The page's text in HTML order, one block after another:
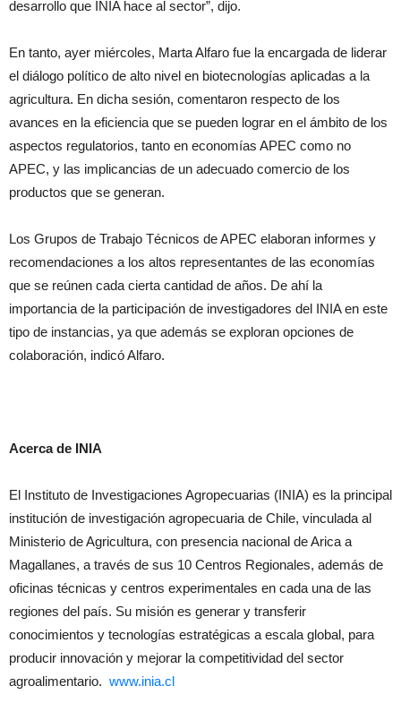
desarrollo que INIA hace al sector”, dijo.
En tanto, ayer miércoles, Marta Alfaro fue la encargada de liderar
el diálogo político de alto nivel en biotecnologías aplicadas a la
agricultura. En dicha sesión, comentaron respecto de los
avances en la eficiencia que se pueden lograr en el ámbito de los
aspectos regulatorios, tanto en economías APEC como no
APEC, y las implicancias de un adecuado comercio de los
productos que se generan.
Los Grupos de Trabajo Técnicos de APEC elaboran informes y
recomendaciones a los altos representantes de las economías
que se reúnen cada cierta cantidad de años. De ahí la
importancia de la participación de investigadores del INIA en este
tipo de instancias, ya que además se exploran opciones de
colaboración, indicó Alfaro.
Acerca de INIA
El Instituto de Investigaciones Agropecuarias (INIA) es la principal
institución de investigación agropecuaria de Chile, vinculada al
Ministerio de Agricultura, con presencia nacional de Arica a
Magallanes, a través de sus 10 Centros Regionales, además de
oficinas técnicas y centros experimentales en cada una de las
regiones del país. Su misión es generar y transferir
conocimientos y tecnologías estratégicas a escala global, para
producir innovación y mejorar la competitividad del sector
agroalimentario. www.inia.cl